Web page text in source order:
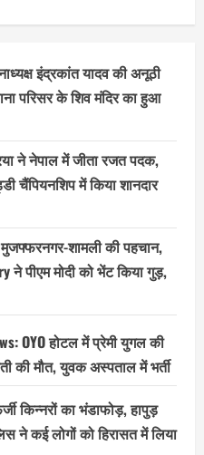
इंद्रकांत यादव की अनूठी
परिसर के शिव मंदिर का हुआ
ने नेपाल में जीता रजत पदक,
चैंपियनशिप में किया शानदार
शामली की पहचान,
ने पीएम मोदी को भेंट किया गुड़,
OYO होटल में प्रेमी युगल की
की मौत, युवक अस्पताल में भर्ती
किन्नरों का भंडाफोड़, हापुड़
ने कई लोगों को हिरासत में लिया